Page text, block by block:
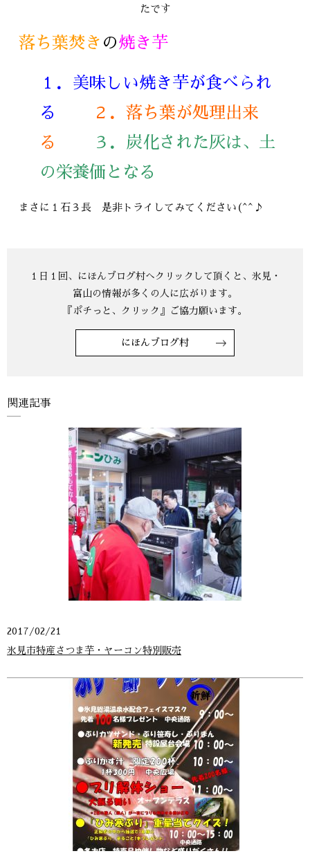
たです
落ち葉焚き の焼き芋
１．美味しい焼き芋が食べられ
る
２．落ち葉が処理出来
る
３．炭化された灰は、土
の栄養価となる
まさに１石３長 是非トライしてみてください(^^♪
にほんブログ村
関連記事
2017/02/21
氷見市特産さつま芋・ヤーコン特別販売